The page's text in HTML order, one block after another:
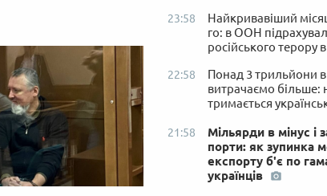
23:58
Найкривавіший
го: в ООН
російського терору
22:58
Понад 3 трильйони в
витрачаємо більше:
тримається
21:58
Мільярди в мінус і
порти: як зупинка
експорту б'є по
українців